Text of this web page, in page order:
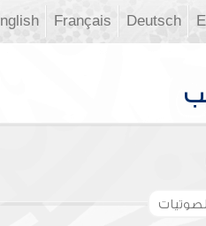
Deutsch
Français